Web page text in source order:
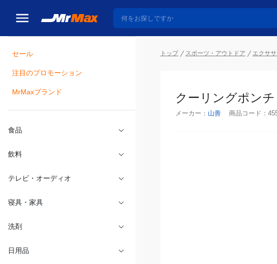
セール
注目のプロモーション
MrMaxブランド
食品
飲料
テレビ・オーディオ
寝具・家具
洗剤
日用品
トップ スポーツ・アウトドア エクサ
クーリングポン
メーカー： 山善 商品コード：